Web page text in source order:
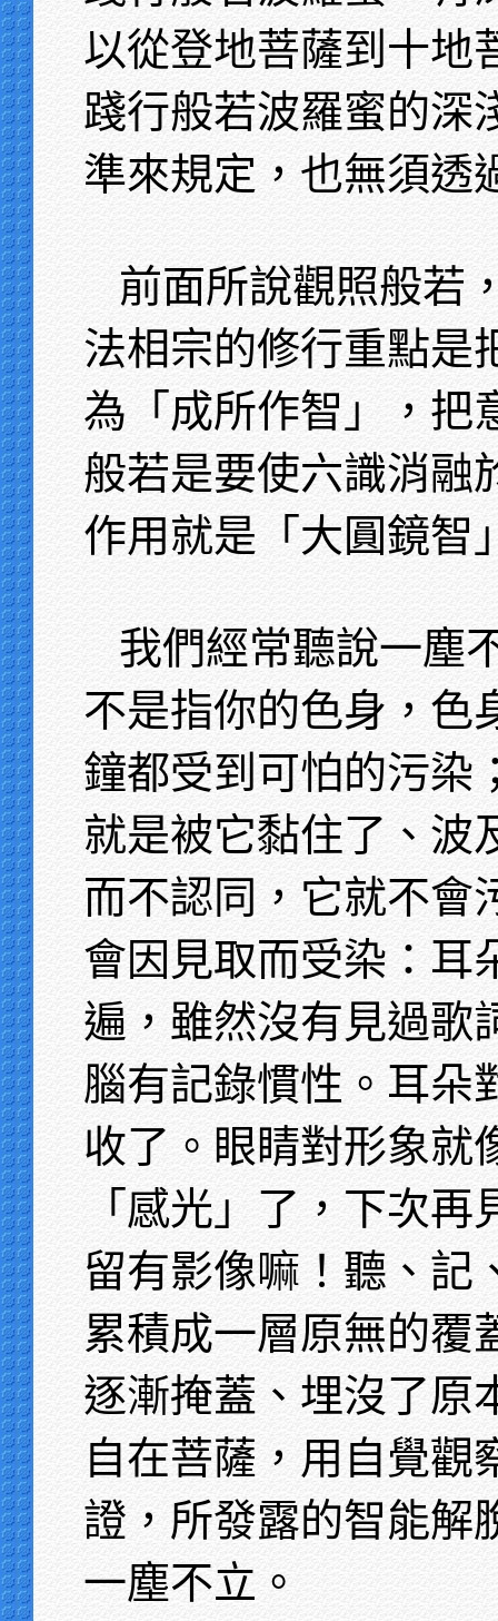
以從登地菩薩到十地
踐行般若波羅蜜的深
準來規定，也無須透
前面所說觀照般若
法相宗的修行重點
為「成所作智」，把
般若是要使六識消融
作用就是「大圓鏡智
我們經常聽說一塵
不是指你的色身，色
鐘都受到可怕的污染
就是被它黏住了、波
而不認同，它就不會
會因見取而受染：耳
遍，雖然沒有見過歌
腦有記錄慣性。耳朵
收了。眼睛對形象就
「感光」了，下次
留有影像嘛！聽、記
累積成一層原無的覆
逐漸掩蓋、埋沒了
自在菩薩，用自覺觀
證，所發露的智能
一塵不立。